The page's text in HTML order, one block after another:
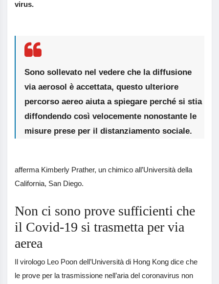
virus.
Sono sollevato nel vedere che la diffusione
via aerosol è accettata, questo ulteriore
percorso aereo aiuta a spiegare perché si stia
diffondendo così velocemente nonostante le
misure prese per il distanziamento sociale.
afferma Kimberly Prather, un chimico all’Università della
California, San Diego.
Non ci sono prove sufficienti che
il Covid-19 si trasmetta per via
aerea
Il virologo Leo Poon dell’Università di Hong Kong dice che
le prove per la trasmissione nell’aria del coronavirus non